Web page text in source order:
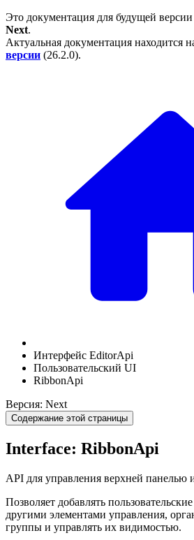
Это документация для будущей версии
Next.
Актуальная документация находится
версии (26.2.0).
Интерфейс EditorApi
Пользовательский UI
RibbonApi
Версия: Next
Содержание этой страницы
Interface: RibbonApi
API для управления верхней панелью
Позволяет добавлять
другими элементами управления,
группы и управлять их видимостью.